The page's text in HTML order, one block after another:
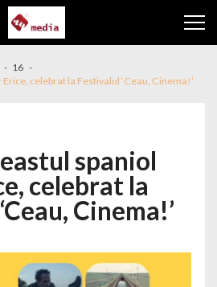
16
celebrat la Festivalul ‘Ceau, Cinema!’
spaniol
celebrat la
Cinema!’